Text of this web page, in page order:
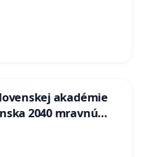
akadémie
2040 mravnú